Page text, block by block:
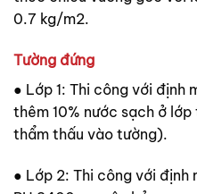
0.7 kg/m2.
Tường đứng
● Lớp 1: Thi công với định
thêm 10% nước sạch ở
thẩm thấu vào tường).
● Lớp 2: Thi công với